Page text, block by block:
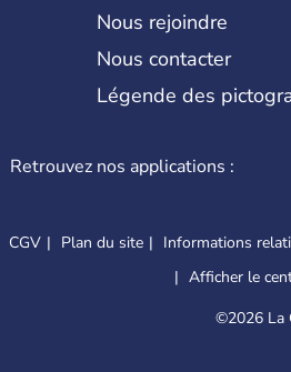
Nous rejoindre
Nous contacter
Légende des
Retrouvez nos applications :
CGV Plan du site Informations
Afficher le
©2026 La